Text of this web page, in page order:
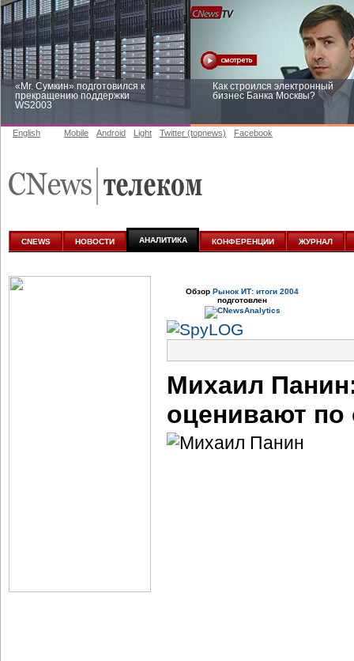
«Mr. Сумкин» подготовился к
прекращению поддержки
WS2003
Как строился электронный
бизнес Банка Москвы?
аналитике
English Mobile Android Light Twitter (topnews) Facebook
CNEWS НОВОСТИ АНАЛИТИКА КОНФЕРЕНЦИИ ЖУРНАЛ
Обзор Рынок ИТ: итоги 2004
подготовлен
Михаил
оценивают по